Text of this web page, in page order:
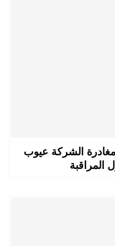
الشركة عيوب